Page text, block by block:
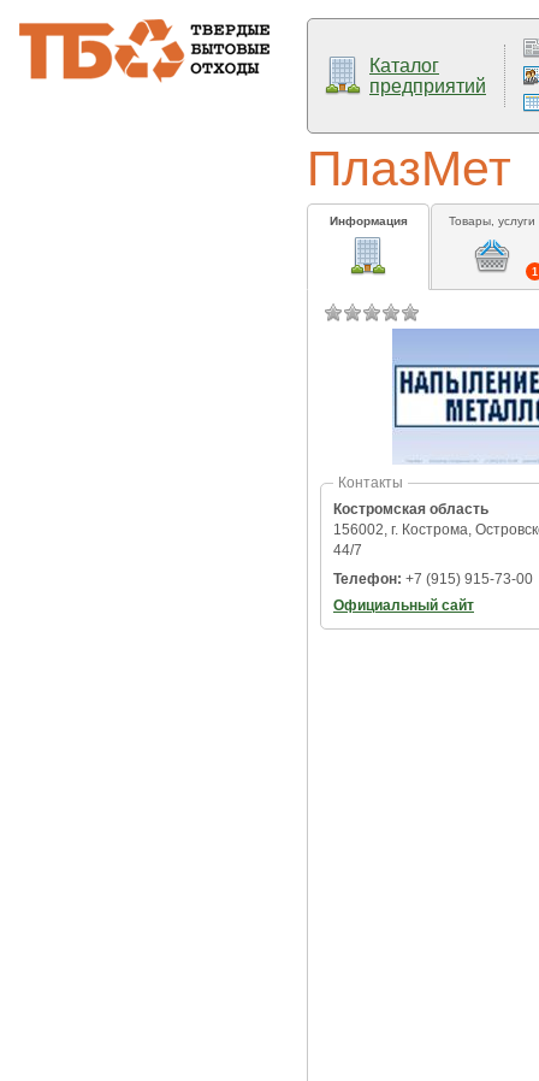
Каталог
предприятий
ПлазМет
Информация
1
Товары, услуги
Контакты
Костромская область
156002, г. Кострома,
44/7
Телефон: +7 (915) 915-73-00
Официальный сайт